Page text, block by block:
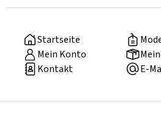
Startseite
Mein Konto
Kontakt
E-